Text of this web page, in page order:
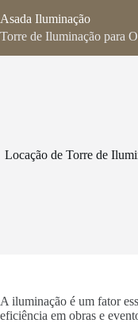
para
o
Asada Iluminação
Torre de Iluminação para
Locação de Torre de
A iluminação é um fator
eficiência em obras e